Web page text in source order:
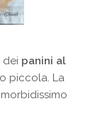
dei panini al
piccola. La